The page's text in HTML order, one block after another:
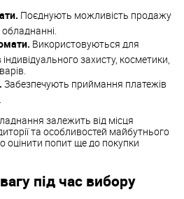
Поєднують можливість продажу
обладнанні.
Використовуються для
індивідуального захисту, косметики,
Забезпечують приймання платежів
залежить від місця
та особливостей майбутнього
оцінити попит ще до покупки
під час вибору